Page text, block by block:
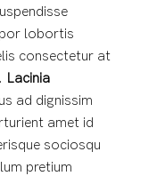
lobortis
consectetur at
Lacinia
ad dignissim
amet id
sociosqu
pretium